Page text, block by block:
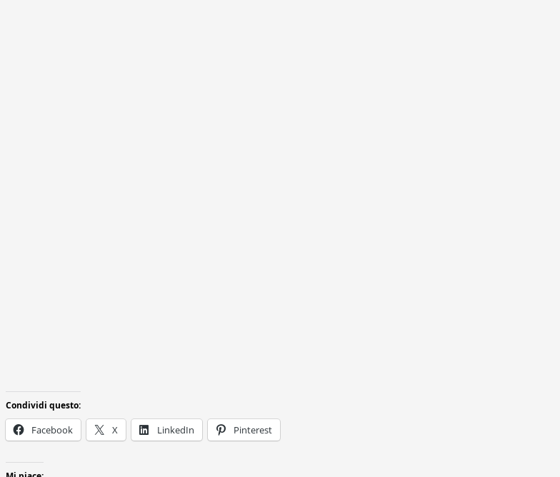
Condividi questo:
Facebook X LinkedIn Pinterest